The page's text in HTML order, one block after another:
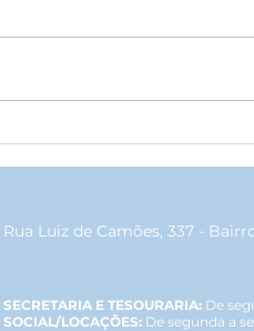
Rua Luiz de Camões, 337 -
SECRETARIA E TESOURARIA: De
SOCIAL/LOCAÇÕES: De segunda a